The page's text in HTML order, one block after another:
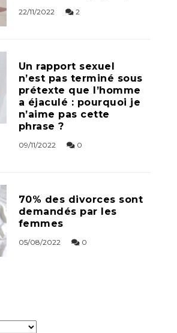
22/11/2022 2
Un rapport sexuel
n’est pas terminé sous
prétexte que l’homme
a éjaculé : pourquoi je
n’aime pas cette
phrase ?
09/11/2022 0
70% des divorces sont
demandés par les
femmes
05/08/2022 0